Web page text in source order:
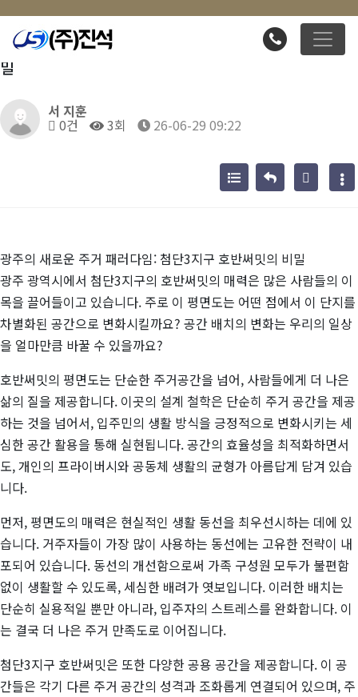
광주의 새로운 주거 패러다임: 첨단3지구 호반써밋의 비
밀
서 지훈
0건 3회 26-06-29 09:22
광주의 새로운 주거 패러다임: 첨단3지구 호반써밋의 비밀
광주 광역시에서 첨단3지구의 호반써밋의 매력은 많은 사람들의 이
목을 끌어들이고 있습니다. 주로 이 평면도는 어떤 점에서 이 단지를
차별화된 공간으로 변화시킬까요? 공간 배치의 변화는 우리의 일상
을 얼마만큼 바꿀 수 있을까요?
호반써밋의 평면도는 단순한 주거공간을 넘어, 사람들에게 더 나은
삶의 질을 제공합니다. 이곳의 설계 철학은 단순히 주거 공간을 제공
하는 것을 넘어서, 입주민의 생활 방식을 긍정적으로 변화시키는 세
심한 공간 활용을 통해 실현됩니다. 공간의 효율성을 최적화하면서
도, 개인의 프라이버시와 공동체 생활의 균형가 아름답게 담겨 있습
니다.
먼저, 평면도의 매력은 현실적인 생활 동선을 최우선시하는 데에 있
습니다. 거주자들이 가장 많이 사용하는 동선에는 고유한 전략이 내
포되어 있습니다. 동선의 개선함으로써 가족 구성원 모두가 불편함
없이 생활할 수 있도록, 세심한 배려가 엿보입니다. 이러한 배치는
단순히 실용적일 뿐만 아니라, 입주자의 스트레스를 완화합니다. 이
는 결국 더 나은 주거 만족도로 이어집니다.
첨단3지구 호반써밋은 또한 다양한 공용 공간을 제공합니다. 이 공
간들은 각기 다른 주거 공간의 성격과 조화롭게 연결되어 있으며, 주